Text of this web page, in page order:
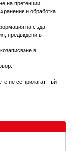
на претенции;
и обработка
на съда,
предвидени в
в
не се прилагат, тъй